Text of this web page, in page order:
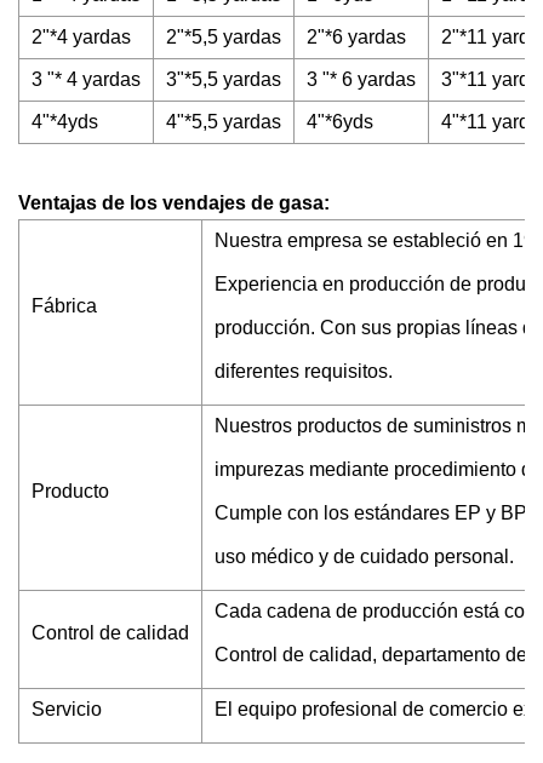
2"*4 yardas 2"*5,5 yardas 2"*6 yardas 2"*11
3 "* 4 yardas 3"*5,5 yardas 3 "* 6 yardas 3"*11
4"*4yds 4"*5,5 yardas 4"*6yds 4"*11
Ventajas de los vendajes de gasa:
Fábrica
Nuestra empresa se estableció en
Experiencia en producción de
producción. Con sus propias líneas
diferentes requisitos.
Producto
Nuestros productos de suministros
impurezas mediante procedimiento
Cumple con los estándares EP y BP.
uso médico y de cuidado personal.
Control de calidad
Cada cadena de producción está
Control de calidad, departamento de
Servicio El equipo profesional de comercio